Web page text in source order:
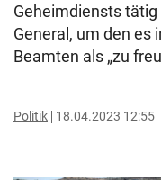
Geheimdiensts
General, um den es
Beamten als „zu
Politik 18.04.2023 12:55